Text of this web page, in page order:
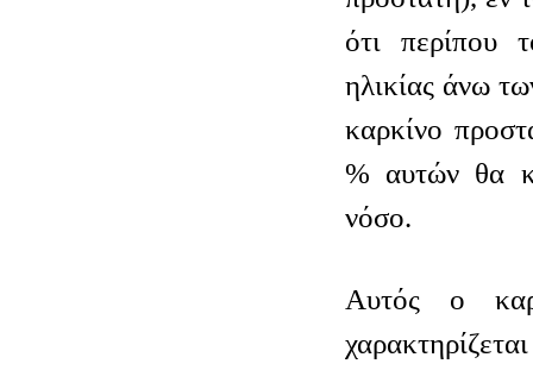
ότι
ηλικίας άνω
καρκίνο
% αυτών θα
νόσο.
Αυτός ο